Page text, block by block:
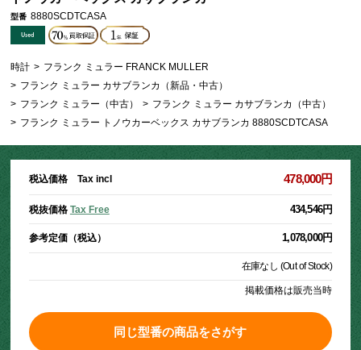
型番 8880SCDTCASA
時計 > フランク ミュラー FRANCK MULLER
> フランク ミュラー カサブランカ（新品・中古）
> フランク ミュラー（中古） > フランク ミュラー カサブランカ（中古）
> フランク ミュラー トノウカーベックス カサブランカ 8880SCDTCASA
税込価格 Tax incl 478,000円
税抜価格 Tax Free 434,546円
参考定価（税込） 1,078,000円
在庫なし (Out of Stock)
掲載価格は販売当時
同じ型番の商品をさがす